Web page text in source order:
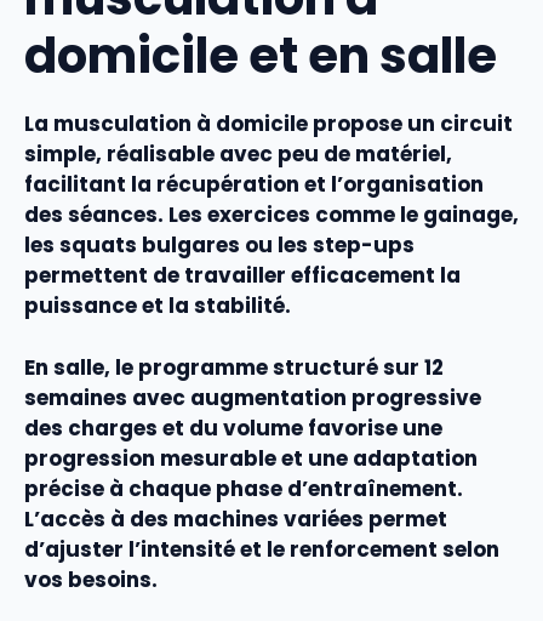
domicile et en salle
La musculation à domicile propose un circuit
simple, réalisable avec peu de matériel,
facilitant la récupération et l’organisation
des séances. Les exercices comme le gainage,
les squats bulgares ou les step-ups
permettent de travailler efficacement la
puissanceet la stabilité.
En salle, le programmestructuré sur 12
semaines avec augmentation progressive
des charges et du volume favorise une
progression mesurable et une adaptation
précise à chaque phase d’entraînement.
L’accès à des machines variées permet
d’ajuster l’intensitéet le renforcement selon
vos besoins.